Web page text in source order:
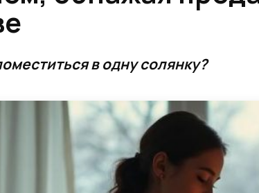
в одну солянку?